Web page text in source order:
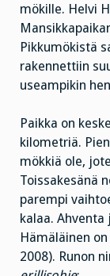
mökille. Helvi
Pikkumökistä
rakennettiin
useampikin
Paikka on
kilometriä.
mökkiä ole,
Toissakesänä
parempi
kalaa. Ahventa
Hämäläinen
2008). Runon